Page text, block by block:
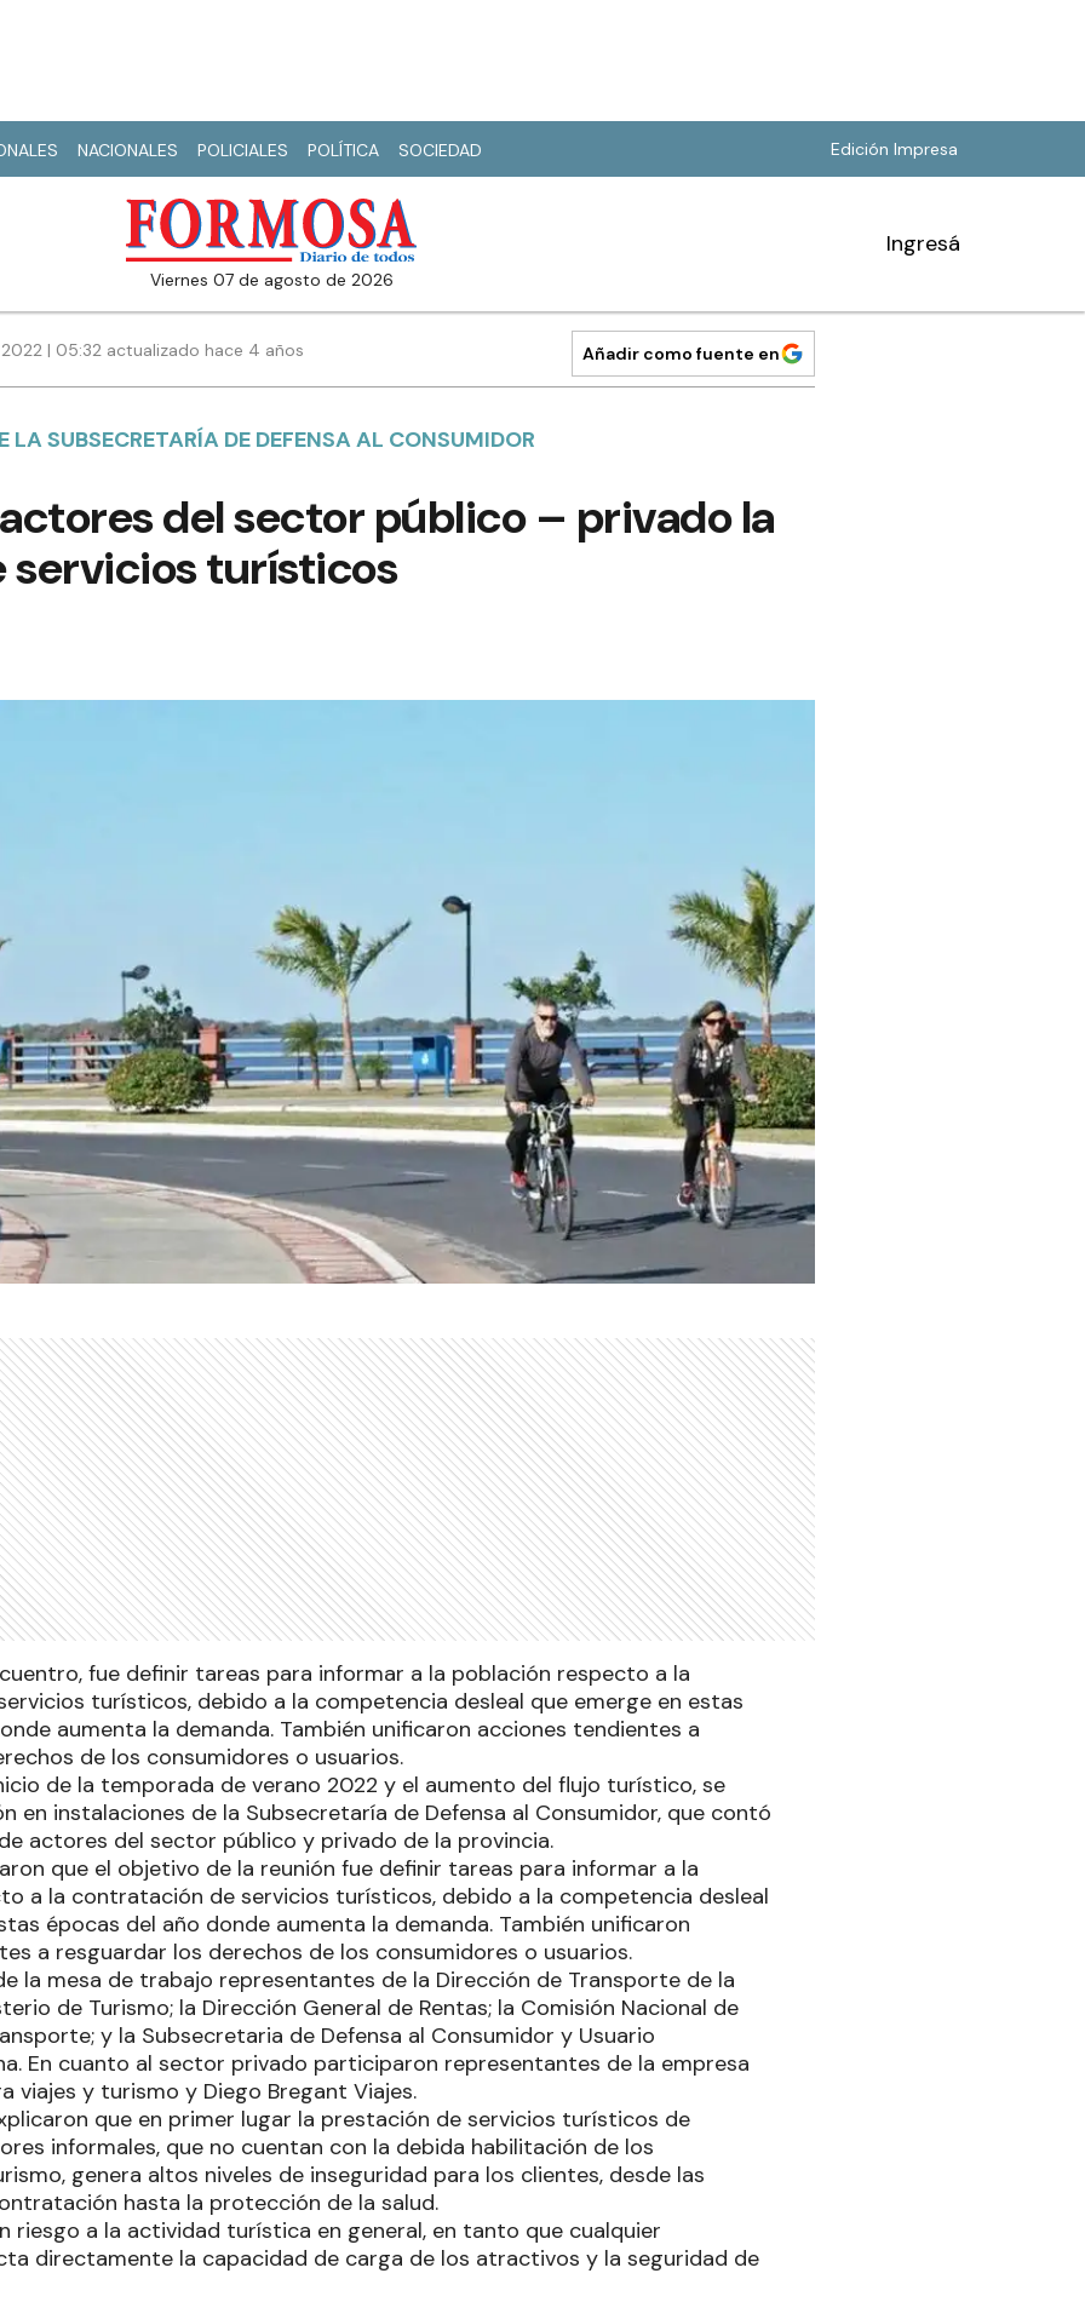
NACIONALES POLICIALES POLÍTICA SOCIEDAD Edición Impresa
viernes 07 de agosto de 2026
Ingresá
| 05:32 actualizado hace 4 años Añadir como fuente en
LA SUBSECRETARÍA DE DEFENSA AL CONSUMIDOR
del sector público – privado la
servicios turísticos
fue definir tareas para informar a la población respecto a la
turísticos, debido a la competencia desleal que emerge en estas
aumenta la demanda. También unificaron acciones tendientes a
de los consumidores o usuarios.
de la temporada de verano 2022 y el aumento del flujo turístico, se
en instalaciones de la Subsecretaría de Defensa al Consumidor, que contó
actores del sector público y privado de la provincia.
que el objetivo de la reunión fue definir tareas para informar a la
a la contratación de servicios turísticos, debido a la competencia desleal
épocas del año donde aumenta la demanda. También unificaron
a resguardar los derechos de los consumidores o usuarios.
la mesa de trabajo representantes de la Dirección de Transporte de la
de Turismo; la Dirección General de Rentas; la Comisión Nacional de
y la Subsecretaria de Defensa al Consumidor y Usuario
En cuanto al sector privado participaron representantes de la empresa
viajes y turismo y Diego Bregant Viajes.
que en primer lugar la prestación de servicios turísticos de
informales, que no cuentan con la debida habilitación de los
genera altos niveles de inseguridad para los clientes, desde las
hasta la protección de la salud.
riesgo a la actividad turística en general, en tanto que cualquier
directamente la capacidad de carga de los atractivos y la seguridad de